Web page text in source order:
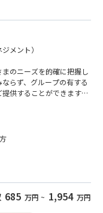
メント）
のニーズを的確に把握し
らず、グループの有する
供することができます。
す。
営業部の選択となりま
た方の応募も可能です）
685 万円 ~ 1,954 万円